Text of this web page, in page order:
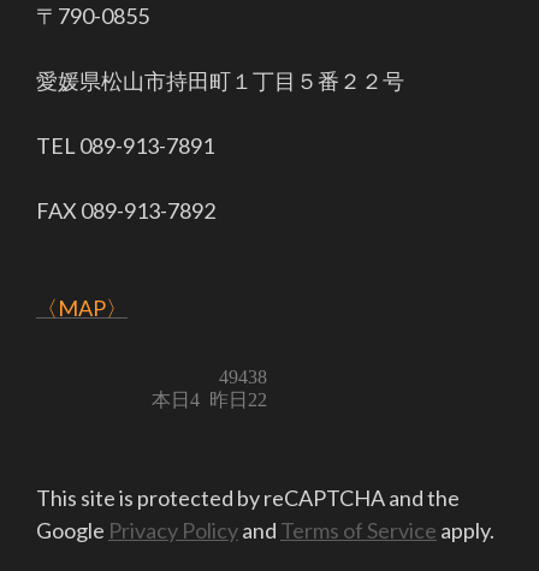
〒790-0855
愛媛県松山市持田町１丁目５番２２号
TEL 089-913-7891
FAX 089-913-7892
〈MAP〉
This site is protected by reCAPTCHA and the
Google Privacy Policyand Terms of Service apply.